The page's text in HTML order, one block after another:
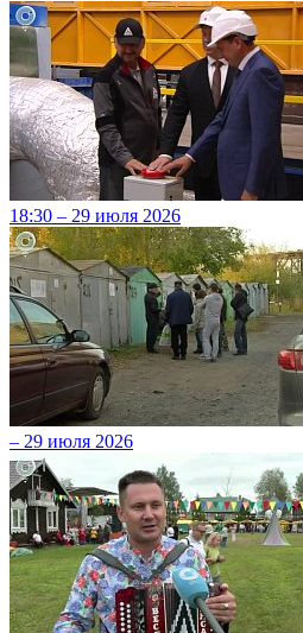
18:30 – 29 июля 2026
– 29 июля 2026